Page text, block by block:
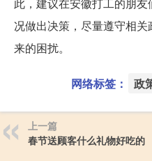
此，建议在安徽打工的朋
况做出决策，尽量遵守相
来的困扰。
网络标签： 政
上一篇
春节送顾客什么礼物好吃的